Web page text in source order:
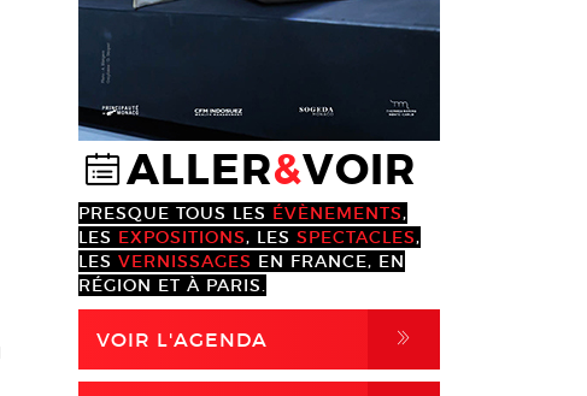
@ALLER&VOIR
PRESQUE TOUS LES ÉVÈNEMENTS,
LES EXPOSITIONS, LES SPECTACLES,
LES VERNISSAGES EN FRANCE, EN
RÉGION ET À PARIS.
VOIR L'AGENDA ,